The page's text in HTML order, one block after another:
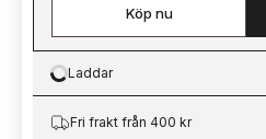
Köp nu
Loading…
Laddar
Fri frakt från 400 kr